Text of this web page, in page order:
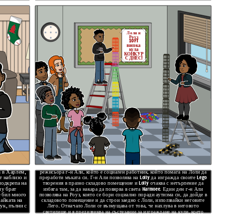
в Харлем,
наблизо и
на
брат
бил много
на
пълни с
Лоли присъства на програма след училище. Там той разговаря с
режисьора г-н Али, който е социален работник, който помага на Лоли да
преработи мъката си. Г-н Али позволява на Lolly да изгражда своите Lego
творения в празно складово помещение и Lolly очаква с нетърпение да
избяга там, за да накара да повярва в света Harmoee. Един ден г-н Али
позволява на Роуз, която се бори социално поради аутизма си, да дойде в
складовото помещение и да строи заедно с Лоли, използвайки неговите
Лего. Отначало Лоли се възмущава от това, че нахлува в неговото
светилище и я предизвиква на състезание за изграждане на кули, което
Лоли и
Роуз
10 FT
висока
кула
КОНКУР
С ДНЕС!